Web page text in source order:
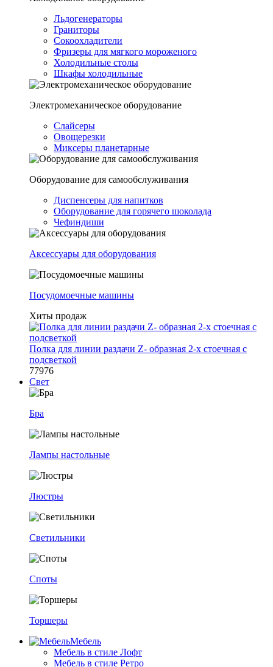
Льдогенераторы
Граниторы
Сокоохладители
Фризеры для мягкого мороженого
Холодильные столы
Шкафы холодильные
Электромеханическое оборудование
Слайсеры
Овощерезки
Миксеры планетарные
Оборудование для самообслуживания
Диспенсеры для напитков
Оборудование для горячего шоколада
Чефиндиши
Аксессуары для оборудования
Посудомоечные машины
Хиты продаж
Полка для линии раздачи Z- образная 2-х стоечная с
подсветкой
77976
Свет
Бра
Лампы настольные
Люстры
Светильники
Споты
Торшеры
Мебель
Мебель в стиле Лофт
Мебель в стиле Ретро